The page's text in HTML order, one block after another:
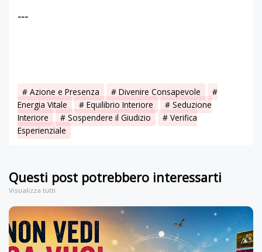
---
Azione e Presenza
Divenire Consapevole
Energia Vitale
Equilibrio Interiore
Seduzione
Interiore
Sospendere il Giudizio
Verifica
Esperienziale
Questi post potrebbero interessarti
Visualizza tutti